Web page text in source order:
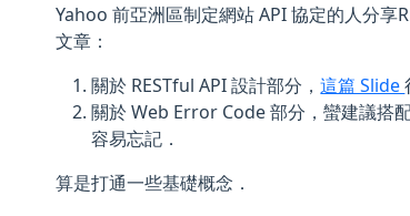
Yahoo 前亞洲區制定網站 API 協定的人分享
文章：
關於 RESTful API 設計部分，這篇 Slide
關於 Web Error Code 部分，蠻建議搭
容易忘記．
算是打通一些基礎概念．